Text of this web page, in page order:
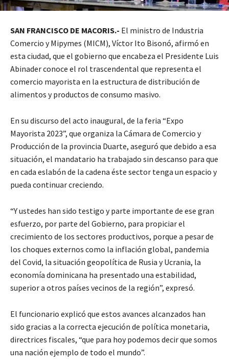
SAN FRANCISCO DE MACORIS.- El ministro de Industria
Comercio y Mipymes (MICM), Víctor Ito Bisonó, afirmó en
esta ciudad, que el gobierno que encabeza el Presidente Luis
Abinader conoce el rol trascendental que representa el
comercio mayorista en la estructura de distribución de
alimentos y productos de consumo masivo.
En su discurso del acto inaugural, de la feria “Expo
Mayorista 2023”, que organiza la Cámara de Comercio y
Producción de la provincia Duarte, aseguró que debido a esa
situación, el mandatario ha trabajado sin descanso para que
en cada eslabón de la cadena éste sector tenga un espacio y
pueda continuar creciendo.
“Y ustedes han sido testigo y parte importante de ese gran
esfuerzo, por parte del Gobierno, para propiciar el
crecimiento de los sectores productivos, porque a pesar de
los choques externos como la inflación global, pandemia
del Covid, la situación geopolítica de Rusia y Ucrania, la
economía dominicana ha presentado una estabilidad,
superior a otros países vecinos de la región”, expresó.
El funcionario explicó que estos avances alcanzados han
sido gracias a la correcta ejecución de política monetaria,
directrices fiscales, “que para hoy podemos decir que somos
una nación ejemplo de todo el mundo”.